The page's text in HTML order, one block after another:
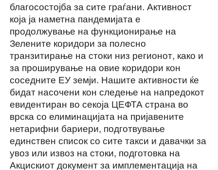
благосостојба за сите граѓани. Активност
која ја наметна пандемијата е
продолжување на функционирање на
Зелените коридори за полесно
транзитирање на стоки низ регионот, како и
за проширување на овие коридори кон
соседните ЕУ земји. Нашите активности ќе
бидат насочени кон следење на напредокот
евидентиран во секоја ЦЕФТА страна во
врска со елиминацијата на пријавените
нетарифни бариери, подготвување
единствен список со сите такси и давачки за
увоз или извоз на стоки, подготовка на
Акцискиот документ за имплементација на